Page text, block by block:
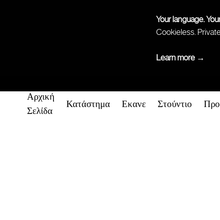
Your language.
Cookieless.
Learn more →
Αρχική
Σελίδα
Κατάστημα Εκανε Στούντιο